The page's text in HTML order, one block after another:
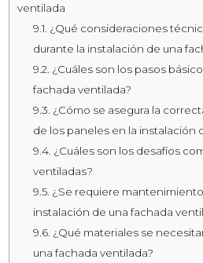
ventilada
9.1. ¿Qué consideraciones
durante la instalación de una
9.2. ¿Cuáles son los pasos
fachada ventilada?
9.3. ¿Cómo se asegura la
de los paneles en la instalación
9.4. ¿Cuáles son los desafíos
ventiladas?
9.5. ¿Se requiere
instalación de una fachada
9.6. ¿Qué materiales se
una fachada ventilada?